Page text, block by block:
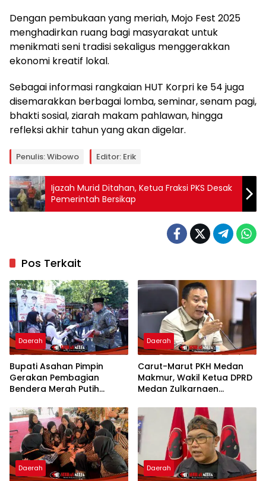
Dengan pembukaan yang meriah, Mojo Fest 2025
menghadirkan ruang bagi masyarakat untuk
menikmati seni tradisi sekaligus menggerakkan
ekonomi kreatif lokal.
Sebagai informasi rangkaian HUT Korpri ke 54 juga
disemarakkan berbagai lomba, seminar, senam pagi,
bhakti sosial, ziarah makam pahlawan, hingga
refleksi akhir tahun yang akan digelar.
Penulis: Wibowo Editor: Erik
Ijazah Murid Ditahan, Ketua Fraksi PKS Desak
Pemerintah Bersikap
Pos Terkait
Daerah
Bupati Asahan Pimpin
Gerakan Pembagian
Bendera Merah Putih
Kemerdekaan
Daerah
Carut-Marut PKH Medan
Makmur, Wakil Ketua DPRD
Medan Zulkarnaen
Pemko Salurkan Bansos
Daerah Daerah